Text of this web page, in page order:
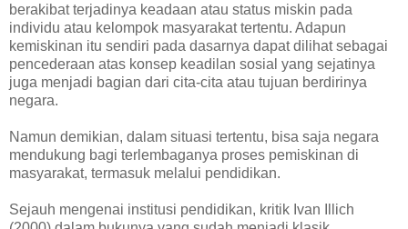
berakibat terjadinya keadaan atau status miskin pada
individu atau kelompok masyarakat tertentu. Adapun
kemiskinan itu sendiri pada dasarnya dapat dilihat sebagai
pencederaan atas konsep keadilan sosial yang sejatinya
juga menjadi bagian dari cita-cita atau tujuan berdirinya
negara.
Namun demikian, dalam situasi tertentu, bisa saja negara
mendukung bagi terlembaganya proses pemiskinan di
masyarakat, termasuk melalui pendidikan.
Sejauh mengenai institusi pendidikan, kritik Ivan Illich